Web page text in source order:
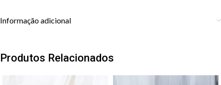
Informação adicional
Produtos Relacionados